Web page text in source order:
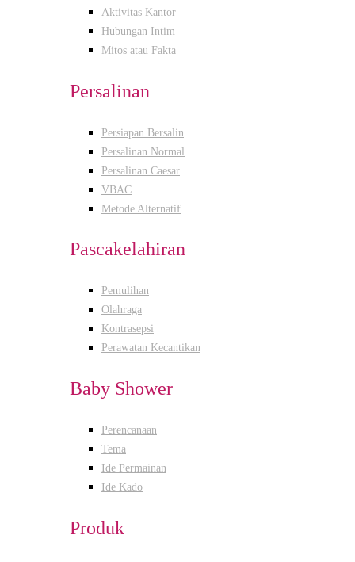
Aktivitas Kantor
Hubungan Intim
Mitos atau Fakta
Persalinan
Persiapan Bersalin
Persalinan Normal
Persalinan Caesar
VBAC
Metode Alternatif
Pascakelahiran
Pemulihan
Olahraga
Kontrasepsi
Perawatan Kecantikan
Baby Shower
Perencanaan
Tema
Ide Permainan
Ide Kado
Produk